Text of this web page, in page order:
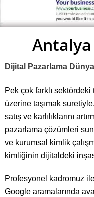
Antalya
Dijital Pazarlama
Pek çok farklı
üzerine taşımak
satış ve karlılıklarını
pazarlama çözümleri
ve kurumsal kimlik
kimliğinin dijitaldeki
Profesyonel kadromuz
Google aramalarında